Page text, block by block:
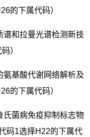
的下属代码）
谱和拉曼光谱检测新技
）
氨基酸代谢网络解析及
的下属代码）
氏菌病免疫抑制标志物
码1选择H22的下属代